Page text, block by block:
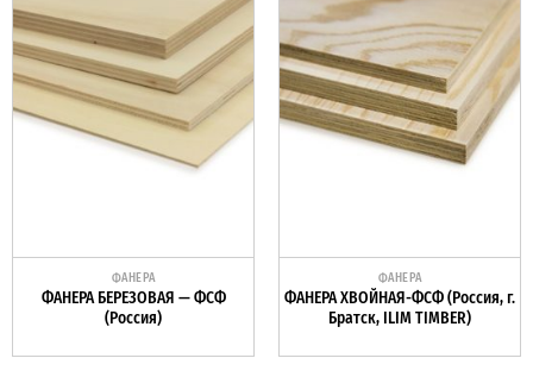
ФАНЕРА
ФАНЕРА БЕРЕЗОВАЯ — ФСФ
(Россия)
ФАНЕРА
ФАНЕРА ХВОЙНАЯ-ФСФ (Россия, г.
Братск, ILIM TIMBER)